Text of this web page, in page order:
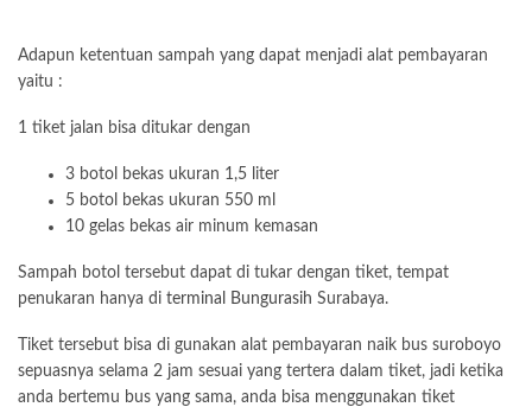
Adapun ketentuan sampah yang dapat menjadi alat pembayaran
yaitu :
1 tiket jalan bisa ditukar dengan
3 botol bekas ukuran 1,5 liter
5 botol bekas ukuran 550 ml
10 gelas bekas air minum kemasan
Sampah botol tersebut dapat di tukar dengan tiket, tempat
penukaran hanya di terminal Bungurasih Surabaya.
Tiket tersebut bisa di gunakan alat pembayaran naik bus suroboyo
sepuasnya selama 2 jam sesuai yang tertera dalam tiket, jadi ketika
anda bertemu bus yang sama, anda bisa menggunakan tiket